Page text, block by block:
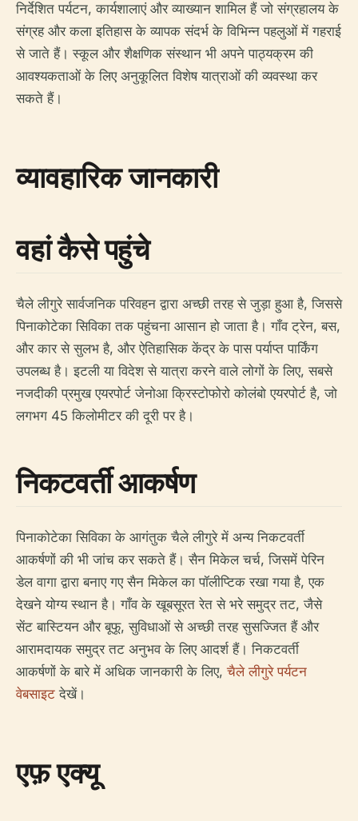
निर्देशित पर्यटन, कार्यशालाएं और व्याख्यान शामिल हैं जो संग्रहालय के
संग्रह और कला इतिहास के व्यापक संदर्भ के विभिन्न पहलुओं में गहराई
से जाते हैं। स्कूल और शैक्षणिक संस्थान भी अपने पाठ्यक्रम की
आवश्यकताओं के लिए अनुकूलित विशेष यात्राओं की व्यवस्था कर
सकते हैं।
व्यावहारिक जानकारी
वहां कैसे पहुंचे
चैले लीगुरे सार्वजनिक परिवहन द्वारा अच्छी तरह से जुड़ा हुआ है, जिससे
पिनाकोटेका सिविका तक पहुंचना आसान हो जाता है। गाँव ट्रेन, बस,
और कार से सुलभ है, और ऐतिहासिक केंद्र के पास पर्याप्त पार्किंग
उपलब्ध है। इटली या विदेश से यात्रा करने वाले लोगों के लिए, सबसे
नजदीकी प्रमुख एयरपोर्ट जेनोआ क्रिस्टोफोरो कोलंबो एयरपोर्ट है, जो
लगभग 45 किलोमीटर की दूरी पर है।
निकटवर्ती आकर्षण
पिनाकोटेका सिविका के आगंतुक चैले लीगुरे में अन्य निकटवर्ती
आकर्षणों की भी जांच कर सकते हैं। सैन मिकेल चर्च, जिसमें पेरिन
डेल वागा द्वारा बनाए गए सैन मिकेल का पॉलीप्टिक रखा गया है, एक
देखने योग्य स्थान है। गाँव के खूबसूरत रेत से भरे समुद्र तट, जैसे
सेंट बास्टियन और बूफू, सुविधाओं से अच्छी तरह सुसज्जित हैं और
आरामदायक समुद्र तट अनुभव के लिए आदर्श हैं। निकटवर्ती
आकर्षणों के बारे में अधिक जानकारी के लिए,चैले लीगुरे पर्यटन
वेबसाइट देखें।
एफ़ एक्यू